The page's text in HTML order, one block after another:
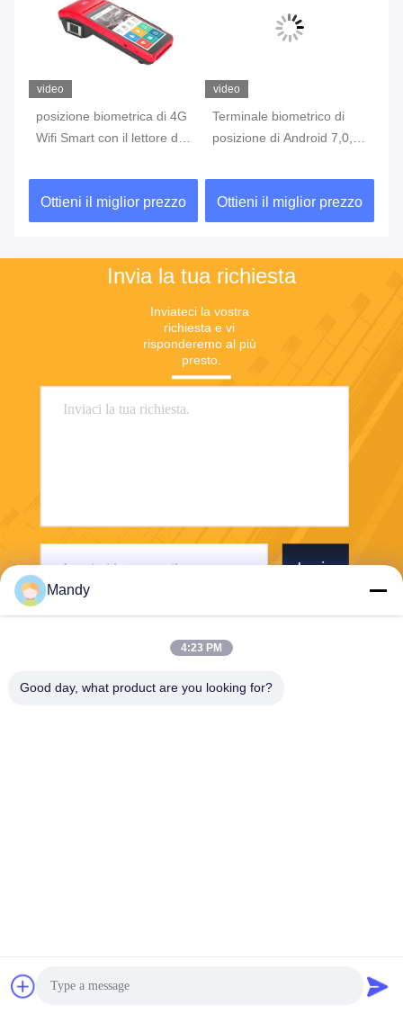
video
posizione biometrica di 4G
Wifi Smart con il lettore di
Screen
Ottieni il miglior prezzo
video
Terminale biometrico di
posizione di Android 7,0,
posizione con lo
stampatore Built In Battery
Ottieni il miglior prezzo
Invia la tua richiesta
Inviateci la vostra
richiesta e vi
risponderemo al più
presto.
Invia
Copyright © 2026 Wisecard Technology Co., Ltd. Tutti. Tutti i diritti riservati.
Mandy
4:23 PM
Good day, what product are you looking for?